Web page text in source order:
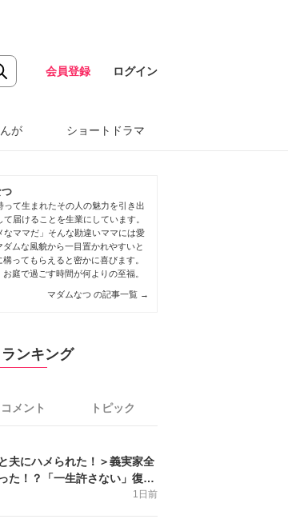
会員登録 ログイン
が ショートドラマ
って生まれたその人の魅力を引き出
て届けることを生業にしています。
なママだ」そんな勘違いママには愛
ムな風貌から一目置かれやすいと
ってもらえると密かに喜びます。
庭で過ごす時間が何よりの至福。
マダムなつ の記事一覧 →
ンキング
コメント トピック
夫にハメられた！＞義実家全
た！？「一生許さない」復讐
第6話まんが】
1日前